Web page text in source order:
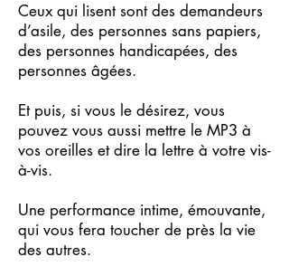
Ceux qui lisent sont des demandeurs
d’asile, des personnes sans papiers,
des personnes handicapées, des
personnes âgées.
Et puis, si vous le désirez, vous
pouvez vous aussi mettre le MP3 à
vos oreilles et dire la lettre à votre vis-
à-vis.
Une performance intime, émouvante,
qui vous fera toucher de près la vie
des autres.